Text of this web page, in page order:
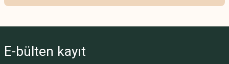
Görüş ve önerileriniz için teşekkür ederiz.
E-bülten kayıt